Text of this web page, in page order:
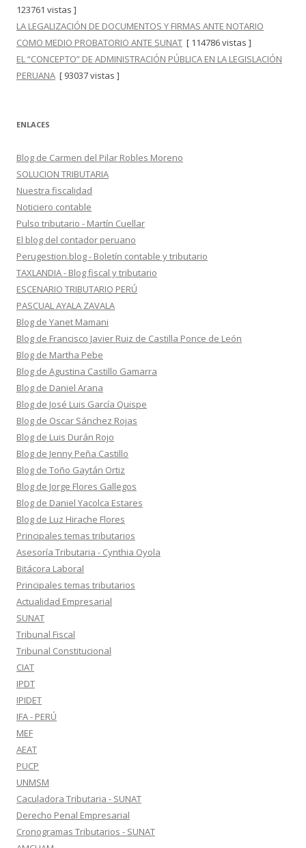
123761 vistas ]
LA LEGALIZACIÓN DE DOCUMENTOS Y FIRMAS ANTE NOTARIO
COMO MEDIO PROBATORIO ANTE SUNAT [ 114786 vistas ]
EL “CONCEPTO” DE ADMINISTRACIÓN PÚBLICA EN LA LEGISLACIÓN
PERUANA [ 93037 vistas ]
ENLACES
Blog de Carmen del Pilar Robles Moreno
SOLUCION TRIBUTARIA
Nuestra fiscalidad
Noticiero contable
Pulso tributario - Martín Cuellar
El blog del contador peruano
Perugestion.blog - Boletín contable y tributario
TAXLANDIA - Blog fiscal y tributario
ESCENARIO TRIBUTARIO PERÚ
PASCUAL AYALA ZAVALA
Blog de Yanet Mamani
Blog de Francisco Javier Ruiz de Castilla Ponce de León
Blog de Martha Pebe
Blog de Agustina Castillo Gamarra
Blog de Daniel Arana
Blog de José Luis García Quispe
Blog de Oscar Sánchez Rojas
Blog de Luis Durán Rojo
Blog de Jenny Peña Castillo
Blog de Toño Gaytán Ortiz
Blog de Jorge Flores Gallegos
Blog de Daniel Yacolca Estares
Blog de Luz Hirache Flores
Principales temas tributarios
Asesoría Tributaria - Cynthia Oyola
Bitácora Laboral
Principales temas tributarios
Actualidad Empresarial
SUNAT
Tribunal Fiscal
Tribunal Constitucional
CIAT
IPDT
IPIDET
IFA - PERÚ
MEF
AEAT
PUCP
UNMSM
Caculadora Tributaria - SUNAT
Derecho Penal Empresarial
Cronogramas Tributarios - SUNAT